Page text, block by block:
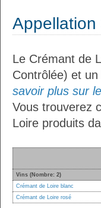
Appellation
Le Crémant de
Contrôlée) et
savoir plus sur
Vous trouverez
Loire produits
Vins (Nombre: 2)
Crémant de Loire blanc
Crémant de Loire rosé